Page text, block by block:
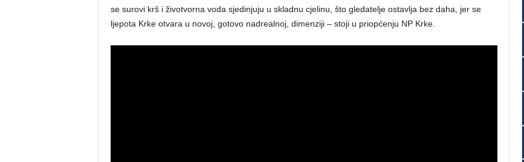
se surovi krš i životvorna voda sjedinjuju u skladnu cjelinu, što gledatelje ostavlja bez daha, jer se
ljepota Krke otvara u novoj, gotovo nadrealnoj, dimenziji – stoji u priopćenju NP Krke.